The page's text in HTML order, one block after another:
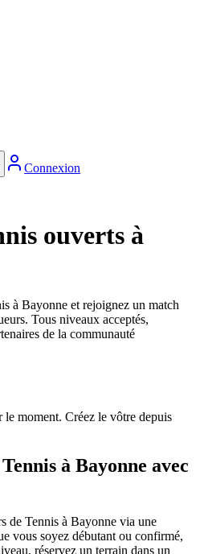
Connexion
ouverts à
à Bayonne et rejoignez un match
Tous niveaux acceptés,
de la communauté
moment. Créez le vôtre depuis
à Bayonne avec
de Tennis à Bayonne via une
vous soyez débutant ou confirmé,
réservez un terrain dans un